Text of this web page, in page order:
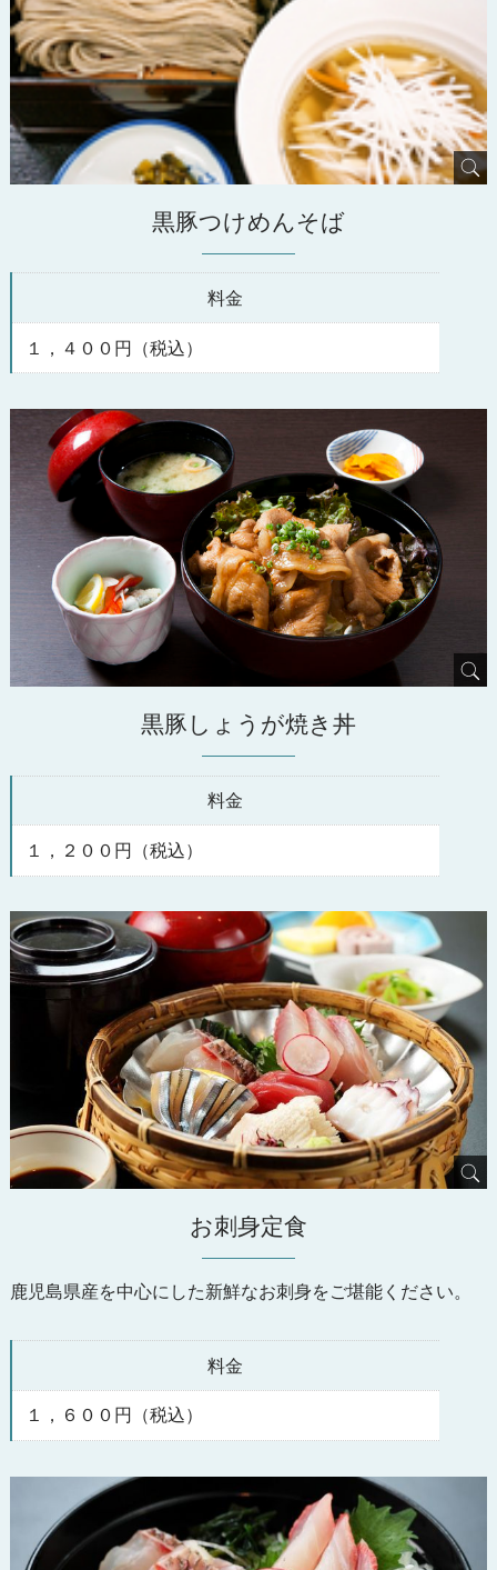
黒豚つけめんそば
料金
１，４００円（税込）
黒豚しょうが焼き丼
料金
１，２００円（税込）
お刺身定食
鹿児島県産を中心にした新鮮なお刺身をご堪能ください。
料金
１，６００円（税込）